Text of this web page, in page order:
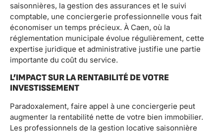
saisonnières, la gestion des assurances et le suivi
comptable, une conciergerie professionnelle vous fait
économiser un temps précieux. À Caen, où la
réglementation municipale évolue régulièrement, cette
expertise juridique et administrative justifie une partie
importante du coût du service.
L’IMPACT SUR LA RENTABILITÉ DE VOTRE
INVESTISSEMENT
Paradoxalement, faire appel à une conciergerie peut
augmenter la rentabilité nette de votre bien immobilier.
Les professionnels de la gestion locative saisonnière